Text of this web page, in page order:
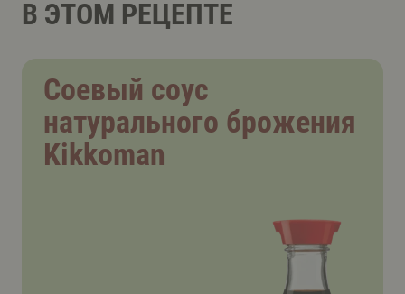
В ЭТОМ РЕЦЕПТЕ
Соевый соус
натурального брожения
Kikkoman